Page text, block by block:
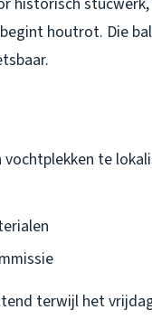
houtrot. Die
te
terwijl het